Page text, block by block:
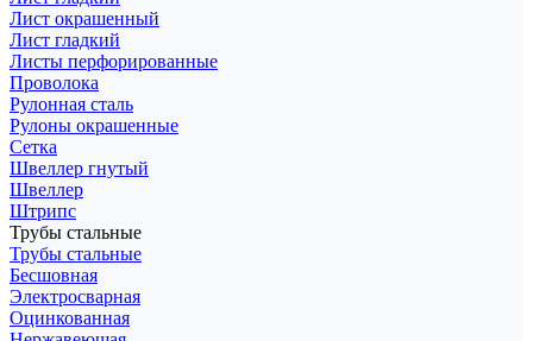
Лист окрашенный
Лист гладкий
Листы перфорированные
Проволока
Рулонная сталь
Рулоны окрашенные
Сетка
Швеллер гнутый
Швеллер
Штрипс
Трубы стальные
Трубы стальные
Бесшовная
Электросварная
Оцинкованная